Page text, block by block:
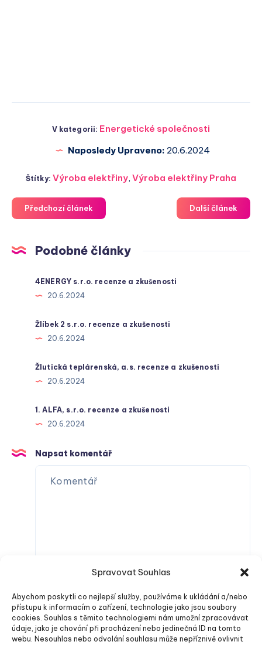
Spravovat Souhlas
Abychom poskytli co nejlepší služby, používáme k ukládání a/nebo
přístupu k informacím o zařízení, technologie jako jsou soubory
cookies. Souhlas s těmito technologiemi nám umožní zpracovávat
údaje, jako je chování při procházení nebo jedinečná ID na tomto
webu. Nesouhlas nebo odvolání souhlasu může nepříznivě ovlivnit
V kategorii: Energetické společnosti
Naposledy Upraveno: 20.6.2024
Štítky:Výroba elektřiny,Výroba elektřiny Praha
Předchozí článek Další článek
Podobné články
4ENERGY s.r.o. recenze a zkušenosti
20.6.2024
Žlíbek 2 s.r.o. recenze a zkušenosti
20.6.2024
Žlutická teplárenská, a.s. recenze a zkušenosti
20.6.2024
1. ALFA, s.r.o. recenze a zkušenosti
20.6.2024
Napsat komentář